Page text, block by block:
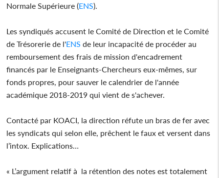
Normale Supérieure (ENS).
Les syndiqués accusent le Comité de Direction et le Comité
de Trésorerie de l'ENS de leur incapacité de procéder au
remboursement des frais de mission d'encadrement
financés par le Enseignants-Chercheurs eux-mêmes, sur
fonds propres, pour sauver le calendrier de l'année
académique 2018-2019 qui vient de s'achever.
Contacté par KOACI, la direction réfute un bras de fer avec
les syndicats qui selon elle, prêchent le faux et versent dans
l’intox. Explications…
« L’argument relatif à la rétention des notes est totalement